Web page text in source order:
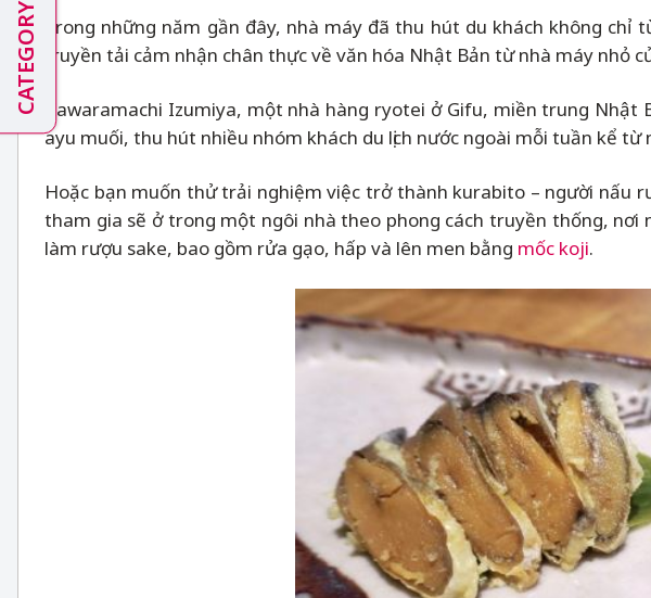
Trong những năm gần đây, nhà máy đã thu hút du khách không
truyền tải cảm nhận chân thực về văn hóa Nhật Bản từ nhà máy nhỏ
Kawaramachi Izumiya, một nhà hàng ryotei ở Gifu, miền trung
ayu muối, thu hút nhiều nhóm khách du lịch nước ngoài mỗi tuần kể từ
Hoặc bạn muốn thử trải nghiệm việc trở thành kurabito – người nấu
tham gia sẽ ở trong một ngôi nhà theo phong cách truyền thống,
làm rượu sake, bao gồm rửa gạo, hấp và lên men bằng mốc koji.
CATEGORY